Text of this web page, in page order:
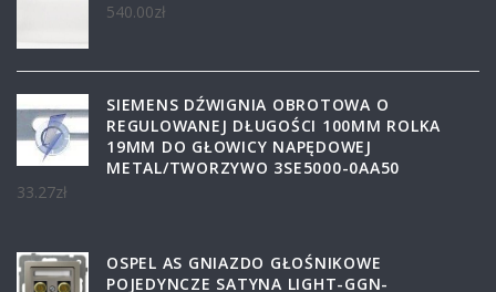
540.00zł
SIEMENS DŹWIGNIA OBROTOWA O
REGULOWANEJ DŁUGOŚCI 100MM ROLKA
19MM DO GŁOWICY NAPĘDOWEJ
METAL/TWORZYWO 3SE5000-0AA50
33.27zł
OSPEL AS GNIAZDO GŁOŚNIKOWE
POJEDYNCZE SATYNA LIGHT-GGN-